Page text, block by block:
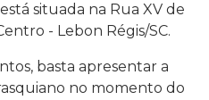
situada na Rua XV de
- Lebon Régis/SC.
basta apresentar a
no momento do